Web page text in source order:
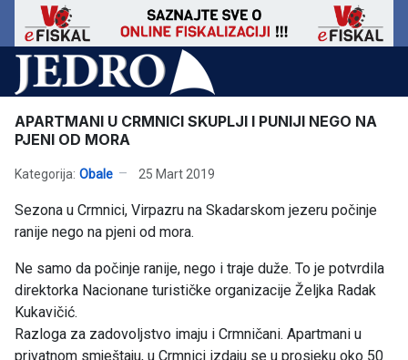
APARTMANI U CRMNICI SKUPLJI I PUNIJI NEGO NA
PJENI OD MORA
Kategorija: Obale 25 Mart 2019
Sezona u Crmnici, Virpazru na Skadarskom jezeru počinje
ranije nego na pjeni od mora.
Ne samo da počinje ranije, nego i traje duže. To je potvrdila
direktorka Nacionane turističke organizacije Željka Radak
Kukavičić.
Razloga za zadovoljstvo imaju i Crmničani. Apartmani u
privatnom smještaju, u Crmnici izdaju se u prosjeku oko 50